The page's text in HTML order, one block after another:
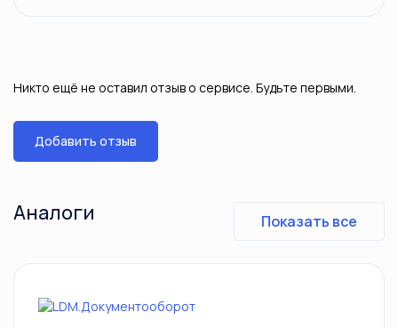
Никто ещё не оставил отзыв о сервисе. Будьте первыми.
Добавить отзыв
Аналоги Показать все